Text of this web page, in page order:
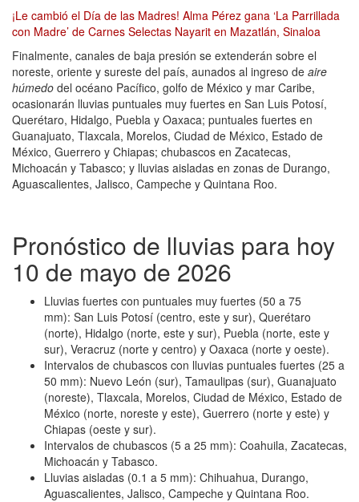
¡Le cambió el Día de las Madres! Alma Pérez gana ‘La Parrillada
con Madre’ de Carnes Selectas Nayarit en Mazatlán, Sinaloa
Finalmente, canales de baja presión se extenderán sobre el
noreste, oriente y sureste del país, aunados al ingreso de aire
húmedo del océano Pacífico, golfo de México y mar Caribe,
ocasionarán lluvias puntuales muy fuertes en San Luis Potosí,
Querétaro, Hidalgo, Puebla y Oaxaca; puntuales fuertes en
Guanajuato, Tlaxcala, Morelos, Ciudad de México, Estado de
México, Guerrero y Chiapas; chubascos en Zacatecas,
Michoacán y Tabasco; y lluvias aisladas en zonas de Durango,
Aguascalientes, Jalisco, Campeche y Quintana Roo.
Pronóstico de lluvias para hoy
10 de mayo de 2026
Lluvias fuertes con puntuales muy fuertes (50 a 75
mm): San Luis Potosí (centro, este y sur), Querétaro
(norte), Hidalgo (norte, este y sur), Puebla (norte, este y
sur), Veracruz (norte y centro) y Oaxaca (norte y oeste).
Intervalos de chubascos con lluvias puntuales fuertes (25 a
50 mm): Nuevo León (sur), Tamaulipas (sur), Guanajuato
(noreste), Tlaxcala, Morelos, Ciudad de México, Estado de
México (norte, noreste y este), Guerrero (norte y este) y
Chiapas (oeste y sur).
Intervalos de chubascos (5 a 25 mm): Coahuila, Zacatecas,
Michoacán y Tabasco.
Lluvias aisladas (0.1 a 5 mm): Chihuahua, Durango,
Aguascalientes, Jalisco, Campeche y Quintana Roo.